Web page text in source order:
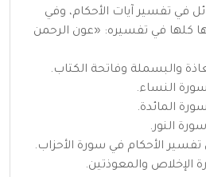
في تفسير آيات الأحكام، وفي
كلها في تفسيره: «عون الرحمن
والبسملة وفاتحة الكتاب.
النساء.
المائدة.
النور.
الأحكام في سورة الأحزاب.
الإخلاص والمعوذتين.